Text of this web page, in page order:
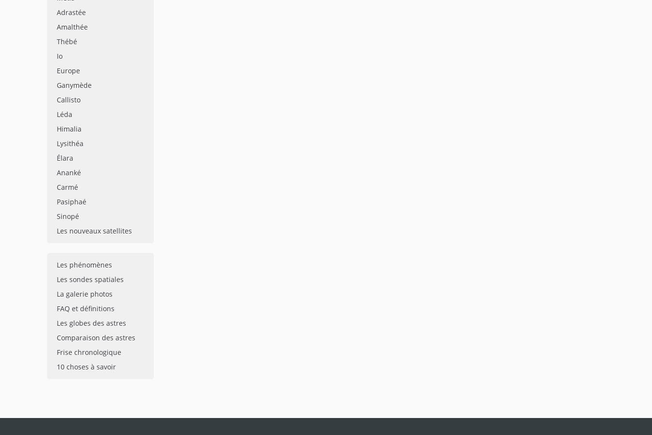
Adrastée
Amalthée
Thébé
Io
Europe
Ganymède
Callisto
Léda
Himalia
Lysithéa
Élara
Ananké
Carmé
Pasiphaé
Sinopé
Les nouveaux satellites
Les phénomènes
Les sondes spatiales
La galerie photos
FAQ et définitions
Les globes des astres
Comparaison des astres
Frise chronologique
10 choses à savoir